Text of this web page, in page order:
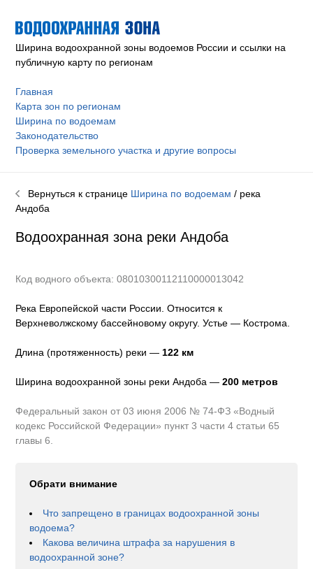
Ширина водоохранной зоны водоемов России и ссылки на
публичную карту по регионам
Главная
Карта зон по регионам
Ширина по водоемам
Законодательство
Проверка земельного участка и другие вопросы
Вернуться к странице Ширина по водоемам / река
Андоба
Водоохранная зона реки Андоба
Код водного объекта: 08010300112110000013042
Река Европейской части России. Относится к
Верхневолжскому бассейновому округу.Устье — Кострома.
Длина (протяженность) реки — 122 км
Ширина водоохранной зоны реки Андоба —200 метров
Федеральный закон от 03 июня 2006 № 74-ФЗ «Водный
кодекс Российской Федерации» пункт 3 части 4 статьи 65
главы 6.
Обрати внимание
Что запрещено в границах водоохранной зоны
водоема?
Какова величина штрафа за нарушения в
водоохранной зоне?